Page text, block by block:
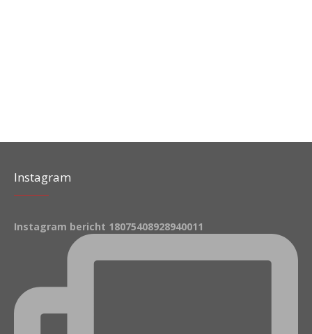
Instagram
Instagram bericht 18075408928940011